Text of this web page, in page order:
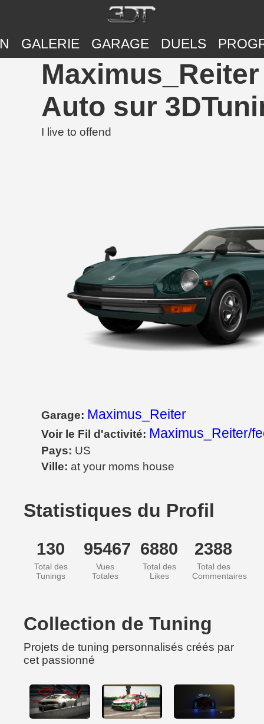
GALERIE GARAGE DUELS
Auto sur
I live to offend
Garage: Maximus_Reiter
Voir le Fil d'activité: Maximus_Reiter/
Pays: US
Ville: at your moms house
Statistiques du Profil
130
Total des
Tunings
95467
Vues
Totales
6880
Total des
Likes
2388
Total des
Commentaires
Collection de Tuning
Projets de tuning personnalisés créés par
cet passionné